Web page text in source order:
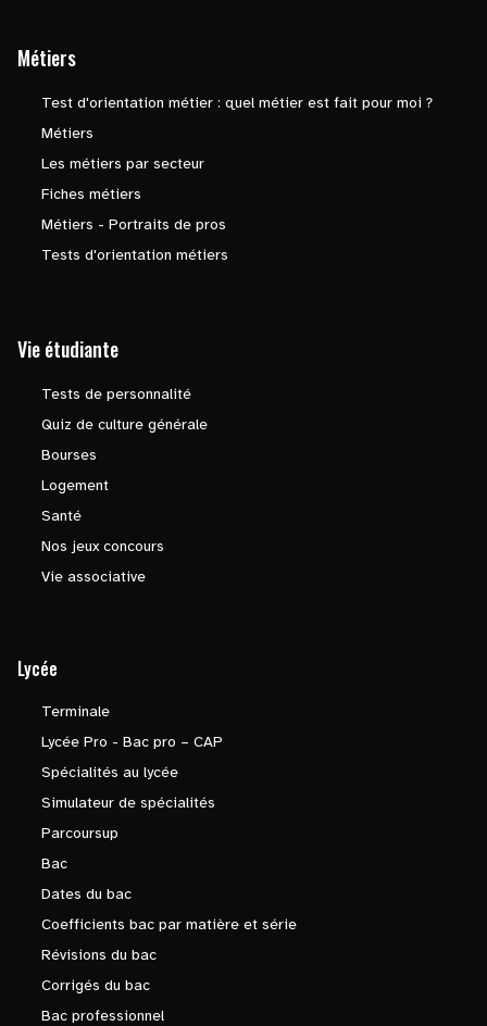
Métiers
Test d'orientation métier : quel métier est fait pour moi ?
Métiers
Les métiers par secteur
Fiches métiers
Métiers - Portraits de pros
Tests d'orientation métiers
Vie étudiante
Tests de personnalité
Quiz de culture générale
Bourses
Logement
Santé
Nos jeux concours
Vie associative
Lycée
Terminale
Lycée Pro - Bac pro – CAP
Spécialités au lycée
Simulateur de spécialités
Parcoursup
Bac
Dates du bac
Coefficients bac par matière et série
Révisions du bac
Corrigés du bac
Bac professionnel